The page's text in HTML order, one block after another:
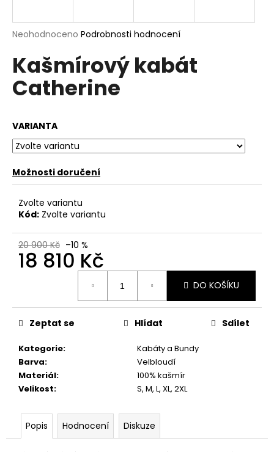
Průměrné
produktu
je
0,0
z
Neohodnoceno Podrobnosti hodnocení
Kašmírový kabát
Catherine
VARIANTA
Možnosti doručení
Zvolte variantu
Kód: Zvolte variantu
20 900 Kč –10 %
18 810 Kč
DO KOŠÍKU
Kategorie:
Kabáty a Bundy
Barva:
Velbloudí
Materiál:
100% kašmír
Velikost: S, M, L, XL, 2XL
Zeptat se Hlídat Sdílet
Popis Hodnocení Diskuze
j
t
?
HLEDAT
o
p
o
e
m
e